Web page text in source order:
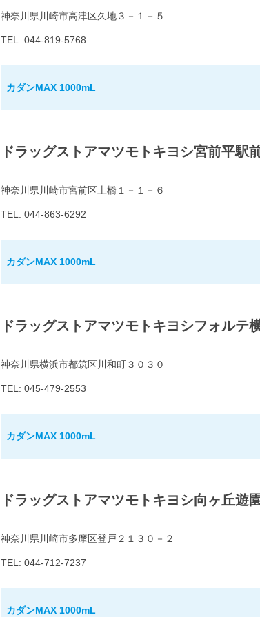
神奈川県川崎市高津区久地３－１－５
TEL: 044-819-5768
カダンMAX 1000mL
ドラッグストアマツモトキヨシ宮前平駅
神奈川県川崎市宮前区土橋１－１－６
TEL: 044-863-6292
カダンMAX 1000mL
ドラッグストアマツモトキヨシフォルテ
神奈川県横浜市都筑区川和町３０３０
TEL: 045-479-2553
カダンMAX 1000mL
ドラッグストアマツモトキヨシ向ヶ丘遊
神奈川県川崎市多摩区登戸２１３０－２
TEL: 044-712-7237
カダンMAX 1000mL